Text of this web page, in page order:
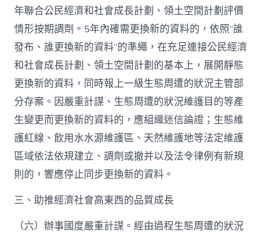
年聯合公民經濟和社會成長計劃、領土空間計劃評價
情形按期調劑。5年內確需更換新的資料的，依照“誰
發布、誰更換新的資料”的準繩，在充足連接公民經濟
和社會成長計劃、領土空間計劃的基本上，展開靜態
更換新的資料，同時報上一級生態周遭的狀況主管部
分存案。因嚴重計謀、生態周遭的狀況維護目的等產
生變更而更換新的資料的，應組織迷信論證；生態維
護紅線、飲用水水源維護區、天然維護地等法定維護
區域依法依規建立、調劑或撤并以及法令律例有新規
則的，響應停止同步更換新的資料。
三、助推經濟社會高東西的品質成長
（六）辦事國度嚴重計謀。經由過程生態周遭的狀況